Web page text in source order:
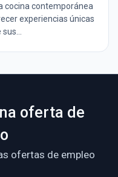
cocina contemporánea
experiencias únicas
oferta de
ofertas de empleo